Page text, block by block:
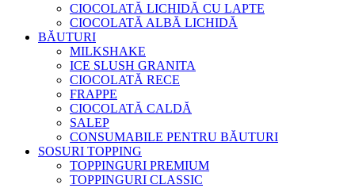
CIOCOLATĂ LICHIDĂ CU LAPTE
CIOCOLATĂ ALBĂ LICHIDĂ
BĂUTURI
MILKSHAKE
ICE SLUSH GRANITA
CIOCOLATĂ RECE
FRAPPE
CIOCOLATĂ CALDĂ
SALEP
CONSUMABILE PENTRU BĂUTURI
SOSURI TOPPING
TOPPINGURI PREMIUM
TOPPINGURI CLASSIC